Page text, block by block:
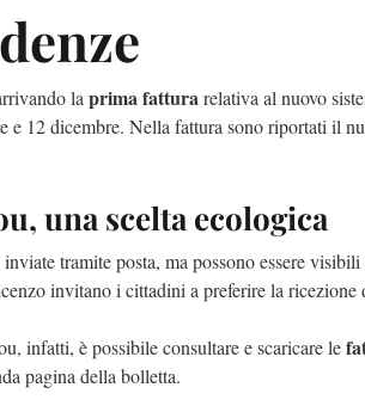
la prima fatturarelativa al nuovo
e 12 dicembre. Nella fattura sono riportati il
una scelta ecologica
tramite posta, ma possono essere visibili
invitano i cittadini a preferire la ricezione
infatti, è possibile consultare e scaricare le
pagina della bolletta.